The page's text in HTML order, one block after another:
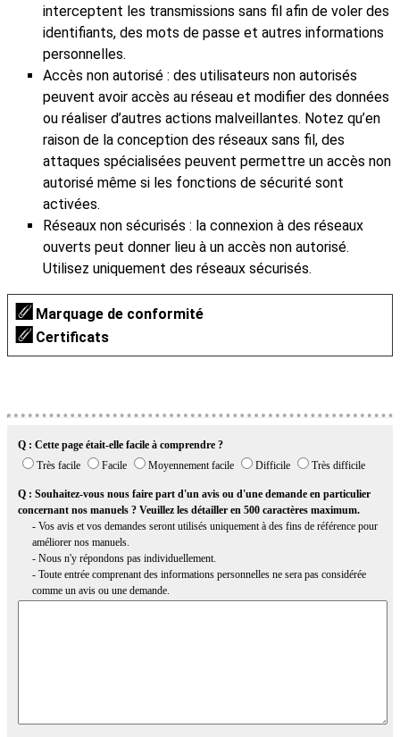
interceptent les transmissions sans fil afin de voler des
identifiants, des mots de passe et autres informations
personnelles.
Accès non autorisé : des utilisateurs non autorisés
peuvent avoir accès au réseau et modifier des données
ou réaliser d’autres actions malveillantes. Notez qu’en
raison de la conception des réseaux sans fil, des
attaques spécialisées peuvent permettre un accès non
autorisé même si les fonctions de sécurité sont
activées.
Réseaux non sécurisés : la connexion à des réseaux
ouverts peut donner lieu à un accès non autorisé.
Utilisez uniquement des réseaux sécurisés.
Marquage de conformité
Certificats